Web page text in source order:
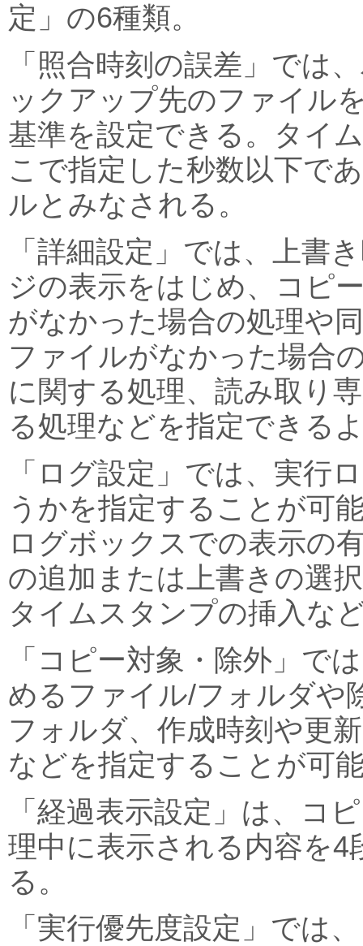
定」の6種類。
「照合時刻の誤差」では
ックアップ先のファイル
基準を設定できる。タイ
こで指定した秒数以下で
ルとみなされる。
「詳細設定」では、上書
ジの表示をはじめ、コピ
がなかった場合の処理や
ファイルがなかった場合
に関する処理、読み取り
る処理などを指定できる
「ログ設定」では、実行
うかを指定することが可
ログボックスでの表示の
の追加または上書きの選
タイムスタンプの挿入な
「コピー対象・除外」で
めるファイル/フォルダや
フォルダ、作成時刻や更
などを指定することが可
「経過表示設定」は、コ
理中に表示される内容を4
る。
「実行優先度設定」では